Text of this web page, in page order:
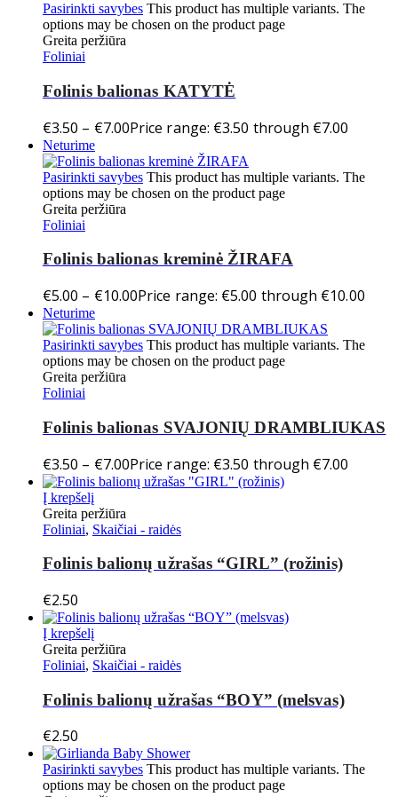
Pasirinkti savybes This product has multiple variants. The
options may be chosen on the product page
Greita peržiūra
Foliniai
Folinis balionas KATYTĖ
€3.50 – €7.00Price range: €3.50 through €7.00
Neturime
Pasirinkti savybes This product has multiple variants. The
options may be chosen on the product page
Greita peržiūra
Foliniai
Folinis balionas kreminė ŽIRAFA
€5.00 – €10.00Price range: €5.00 through €10.00
Neturime
Pasirinkti savybes This product has multiple variants. The
options may be chosen on the product page
Greita peržiūra
Foliniai
Folinis balionas SVAJONIŲ DRAMBLIUKAS
€3.50 – €7.00Price range: €3.50 through €7.00
Į krepšelį
Greita peržiūra
Foliniai, Skaičiai - raidės
Folinis balionų užrašas “GIRL” (rožinis)
€2.50
Į krepšelį
Greita peržiūra
Foliniai, Skaičiai - raidės
Folinis balionų užrašas “BOY” (melsvas)
€2.50
Pasirinkti savybes This product has multiple variants. The
options may be chosen on the product page